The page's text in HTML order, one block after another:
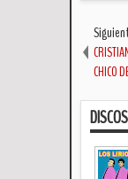
CHICO